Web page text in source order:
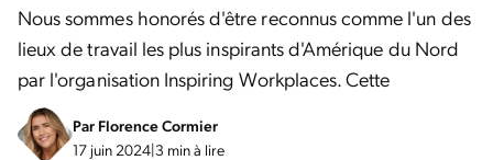
Nous sommes honorés d'être reconnus comme l'un des
lieux de travail les plus inspirants d'Amérique du Nord
par l'organisation Inspiring Workplaces. Cette
Par Florence Cormier
17 juin 2024|3 min à lire